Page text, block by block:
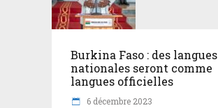
Burkina Faso : des langues
nationales seront comme
langues officielles
6 décembre 2023